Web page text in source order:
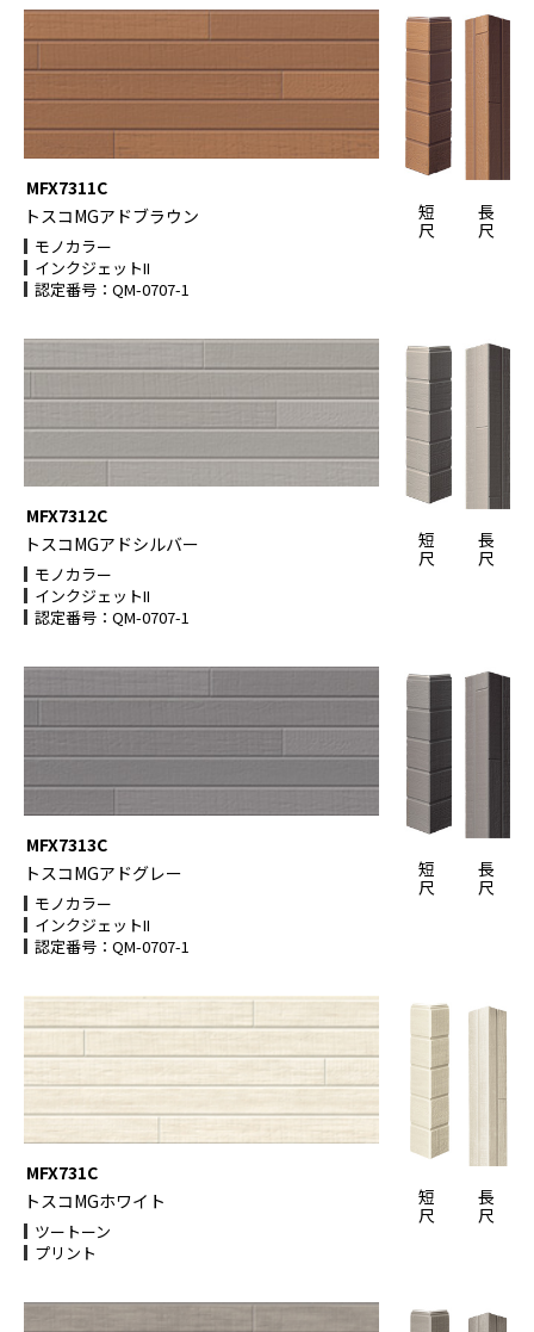
短
尺
長
尺
MFX7311C
トスコMGアドブラウン
モノカラー
インクジェットII
認定番号：QM-0707-1
短
尺
長
尺
MFX7312C
トスコMGアドシルバー
モノカラー
インクジェットII
認定番号：QM-0707-1
短
尺
長
尺
MFX7313C
トスコMGアドグレー
モノカラー
インクジェットII
認定番号：QM-0707-1
短
尺
長
尺
MFX731C
トスコMGホワイト
ツートーン
プリント